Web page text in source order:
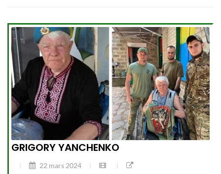
GRIGORY YANCHENKO
22 mars 2024